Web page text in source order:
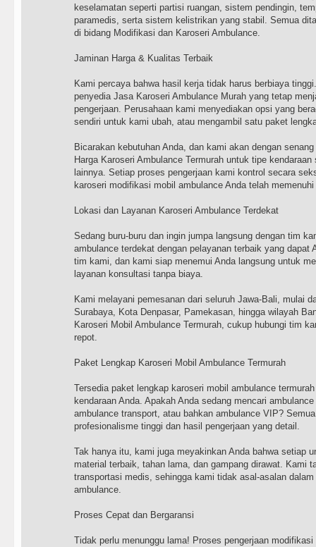
keselamatan seperti partisi ruangan, sistem pendingin,
paramedis, serta sistem kelistrikan yang stabil. Semua
di bidang Modifikasi dan Karoseri Ambulance.
Jaminan Harga & Kualitas Terbaik
Kami percaya bahwa hasil kerja tidak harus berbiaya
penyedia Jasa Karoseri Ambulance Murah yang tetap
pengerjaan. Perusahaan kami menyediakan opsi yang
sendiri untuk kami ubah, atau mengambil satu paket
Bicarakan kebutuhan Anda, dan kami akan dengan
Harga Karoseri Ambulance Termurah untuk tipe
lainnya. Setiap proses pengerjaan kami kontrol secara
karoseri modifikasi mobil ambulance Anda telah
Lokasi dan Layanan Karoseri Ambulance Terdekat
Sedang buru-buru dan ingin jumpa langsung dengan tim
ambulance terdekat dengan pelayanan terbaik yang dapat
tim kami, dan kami siap menemui Anda langsung untuk
layanan konsultasi tanpa biaya.
Kami melayani pemesanan dari seluruh Jawa-Bali, mulai
Surabaya, Kota Denpasar, Pamekasan, hingga wilayah
Karoseri Mobil Ambulance Termurah, cukup hubungi tim
repot.
Paket Lengkap Karoseri Mobil Ambulance Termurah
Tersedia paket lengkap karoseri mobil ambulance
kendaraan Anda. Apakah Anda sedang mencari
ambulance transport, atau bahkan ambulance VIP?
profesionalisme tinggi dan hasil pengerjaan yang detail.
Tak hanya itu, kami juga meyakinkan Anda bahwa setiap
material terbaik, tahan lama, dan gampang dirawat. Kami
transportasi medis, sehingga kami tidak asal-asalan
ambulance.
Proses Cepat dan Bergaransi
Tidak perlu menunggu lama! Proses pengerjaan